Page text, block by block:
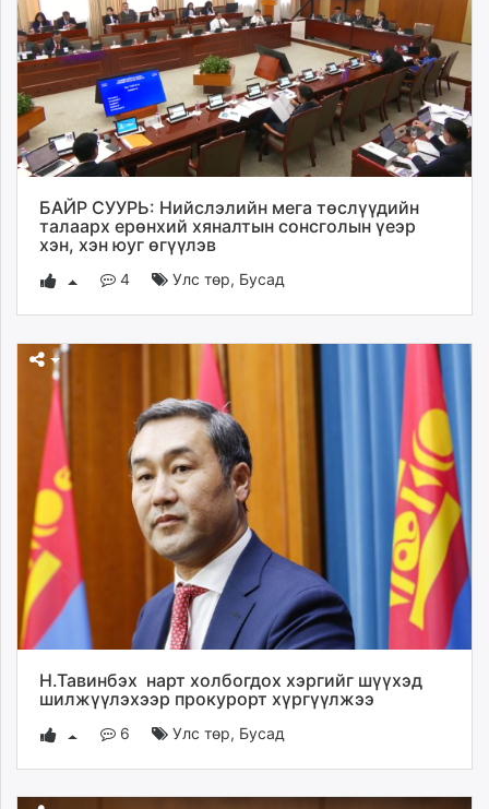
БАЙР СУУРЬ: Нийслэлийн мега төслүүдийн
талаарх ерөнхий хяналтын сонсголын үеэр
хэн, хэн юуг өгүүлэв
4 Улс төр, Бусад
Н.Тавинбэх нарт холбогдох хэргийг шүүхэд
шилжүүлэхээр прокурорт хүргүүлжээ
6 Улс төр, Бусад